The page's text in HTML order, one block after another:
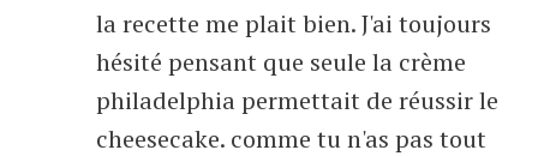
la recette me plait bien. J'ai toujours
hésité pensant que seule la crème
philadelphia permettait de réussir le
cheesecake. comme tu n'as pas tout